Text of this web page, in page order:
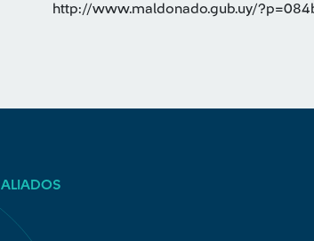
http://www.maldonado.gub.uy/
ALIADOS